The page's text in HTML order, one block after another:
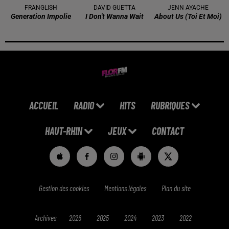
FRANGLISH
Generation Impolie
DAVID GUETTA
I Don't Wanna Wait
JENN AYACHE
About Us (toi Et Moi)
ACCUEIL RADIO HITS RUBRIQUES
HAUT-RHIN JEUX CONTACT
Gestion des cookies Mentions légales Plan du site
Archives 2026 2025 2024 2023 2022